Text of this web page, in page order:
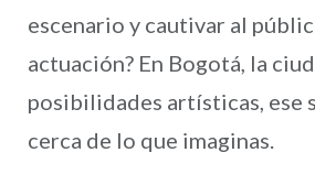
escenario y cautivar al
actuación? En Bogotá, la
posibilidades artísticas, ese
cerca de lo que imaginas.